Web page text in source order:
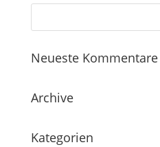
Neueste Kommentare
Archive
Kategorien